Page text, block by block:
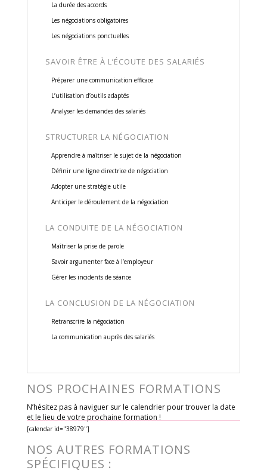
La durée des accords
Les négociations obligatoires
Les négociations ponctuelles
SAVOIR ÊTRE À L’ÉCOUTE DES SALARIÉS
Préparer une communication efficace
L’utilisation d’outils adaptés
Analyser les demandes des salariés
STRUCTURER LA NÉGOCIATION
Apprendre à maîtriser le sujet de la négociation
Définir une ligne directrice de négociation
Adopter une stratégie utile
Anticiper le déroulement de la négociation
LA CONDUITE DE LA NÉGOCIATION
Maîtriser la prise de parole
Savoir argumenter face à l’employeur
Gérer les incidents de séance
LA CONCLUSION DE LA NÉGOCIATION
Retranscrire la négociation
La communication auprès des salariés
NOS PROCHAINES FORMATIONS
N’hésitez pas à naviguer sur le calendrier pour trouver la date
et le lieu de votre prochaine formation !
[calendar id="38979"]
NOS AUTRES FORMATIONS
SPÉCIFIQUES :